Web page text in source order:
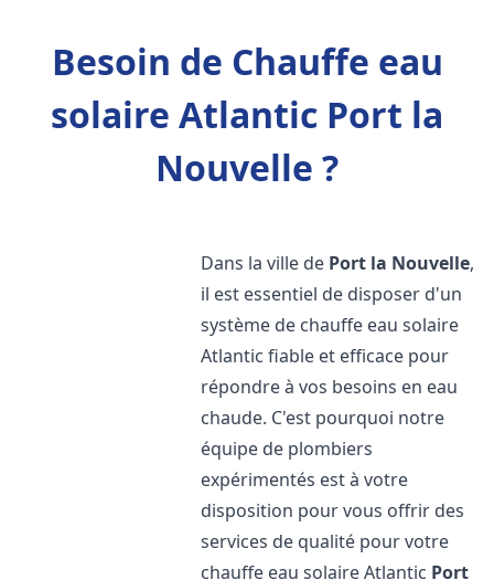
Besoin de Chauffe eau
solaire Atlantic Port la
Nouvelle ?
Dans la ville de Port la Nouvelle,
il est essentiel de disposer d'un
système de chauffe eau solaire
Atlantic fiable et efficace pour
répondre à vos besoins en eau
chaude. C'est pourquoi notre
équipe de plombiers
expérimentés est à votre
disposition pour vous offrir des
services de qualité pour votre
chauffe eau solaire Atlantic Port